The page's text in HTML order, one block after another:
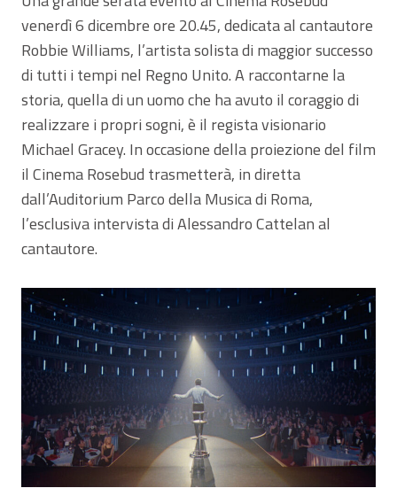
venerdì 6 dicembre ore 20.45, dedicata al cantautore
Robbie Williams, l’artista solista di maggior successo
di tutti i tempi nel Regno Unito. A raccontarne la
storia, quella di un uomo che ha avuto il coraggio di
realizzare i propri sogni, è il regista visionario
Michael Gracey. In occasione della proiezione del film
il Cinema Rosebud trasmetterà, in diretta
dall’Auditorium Parco della Musica di Roma,
l’esclusiva intervista di Alessandro Cattelan al
cantautore.